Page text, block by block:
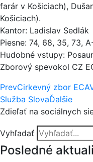
farár v Košiciach),
Košiciach).
Kantor: Ladislav Sedlák
Piesne: 74, 68, 35, 73,
Hudobné vstupy:
Zborový spevokol CZ
PrevCirkevný zbor
Služba SlovaĎalšie
Zdieľať na sociálnych
Vyhľadať
Posledné